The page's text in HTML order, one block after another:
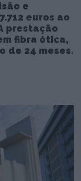
e
euros ao
prestação
fibra ótica,
de 24 meses.